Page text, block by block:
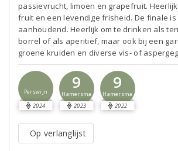
passievrucht, limoen en grapefruit.
fruit en een levendige frisheid. De finale
aanhoudend. Heerlijk om te drinken als
borrel of als aperitief, maar ook bij een
groene kruiden en diverse vis- of
Perswijn
2024
9
Hamersma
2023
9
Hamersma
2022
Op verlanglijst